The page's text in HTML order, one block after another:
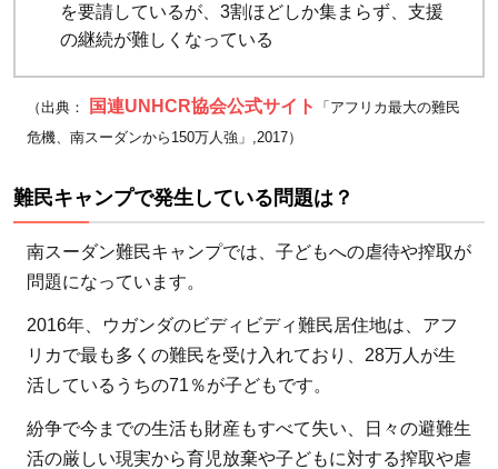
の
大
き
支
え
に
を要請しているが、3割ほどしか集まらず、支援
の継続が難しくなっている
（出典： 国連UNHCR協会公式サイト
「アフリカ最大の難民
危機、南スーダンから150万人強」,2017）
難民キャンプで発生している問題は？
南スーダン難民キャンプでは、子どもへの虐待や搾取が
問題になっています。
2016年、ウガンダのビディビディ難民居住地は、アフ
リカで最も多くの難民を受け入れており、28万人が生
活しているうちの71％が子どもです。
紛争で今までの生活も財産もすべて失い、日々の避難生
活の厳しい現実から育児放棄や子どもに対する搾取や虐